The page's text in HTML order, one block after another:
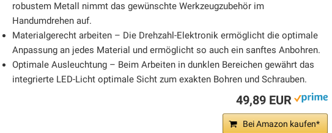
robustem Metall nimmt das gewünschte Werkzeugzubehör im
Handumdrehen auf.
Materialgerecht arbeiten – Die Drehzahl-Elektronik ermöglicht die optimale
Anpassung an jedes Material und ermöglicht so auch ein sanftes Anbohren.
Optimale Ausleuchtung – Beim Arbeiten in dunklen Bereichen gewährt das
integrierte LED-Licht optimale Sicht zum exakten Bohren und Schrauben.
49,89 EUR
Bei Amazon kaufen*